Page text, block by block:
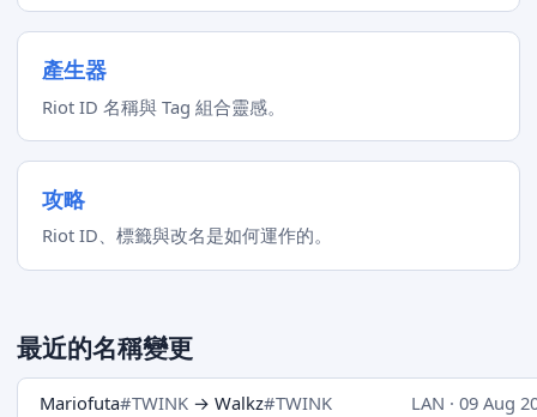
產生器
Riot ID 名稱與 Tag 組合靈感。
攻略
Riot ID、標籤與改名是如何運作的。
最近的名稱變更
Mariofuta#TWINK→ Walkz#TWINK LAN · 09 Aug